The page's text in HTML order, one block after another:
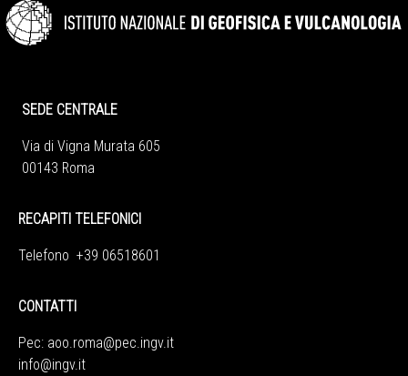
SEDE CENTRALE
Via di Vigna Murata 605
00143 Roma
RECAPITI TELEFONICI
Telefono +39 06518601
CONTATTI
Pec: aoo.roma@pec.ingv.it
info@ingv.it